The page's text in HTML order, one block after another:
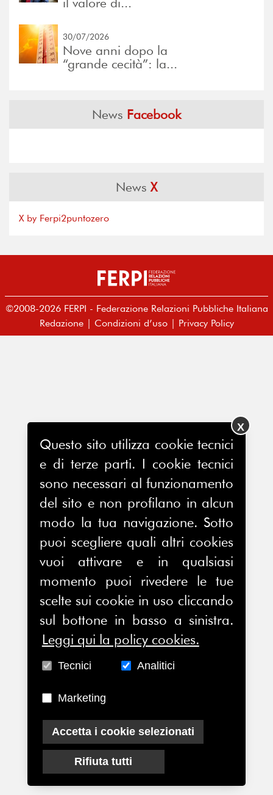
30/07/2026
Nove anni dopo la
“grande cecità”: la...
News Facebook
NewsX
X by Ferpi2puntozero
©2008-2026 FERPI - Federazione Relazioni Pubbliche Italiana
Redazione| Condizioni d’uso| Privacy Policy
Questo sito utilizza cookie tecnici
e di terze parti. I cookie tecnici
sono necessari al funzionamento
del sito e non profilano in alcun
modo la tua navigazione. Sotto
puoi scegliere quali altri cookies
vuoi attivare e in qualsiasi
momento puoi rivedere le tue
scelte sui cookie in uso cliccando
sul bottone in basso a sinistra.
Leggi qui la policy cookies.
Tecnici Analitici
Marketing
Accetta i cookie selezionati
Rifiuta tutti
X